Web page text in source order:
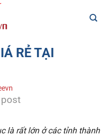
RẺ TẠI
là rất lớn ở các tỉnh thành